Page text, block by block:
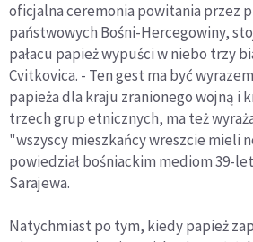
oficjalna ceremonia powitania przez
państwowych Bośni-Hercegowiny,
pałacu papież wypuści w niebo trzy
Cvitkovica. - Ten gest ma być
papieża dla kraju zranionego wojną i
trzech grup etnicznych, ma też
"wszyscy mieszkańcy wreszcie mieli
powiedział bośniackim mediom 39-
Sarajewa.
Natychmiast po tym, kiedy papież